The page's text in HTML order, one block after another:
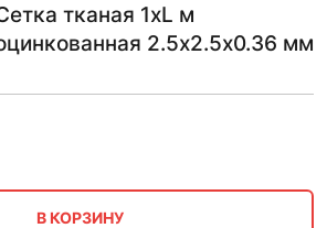
тканая 1хL м
2.5х2.5х0.36 мм
В КОРЗИНУ